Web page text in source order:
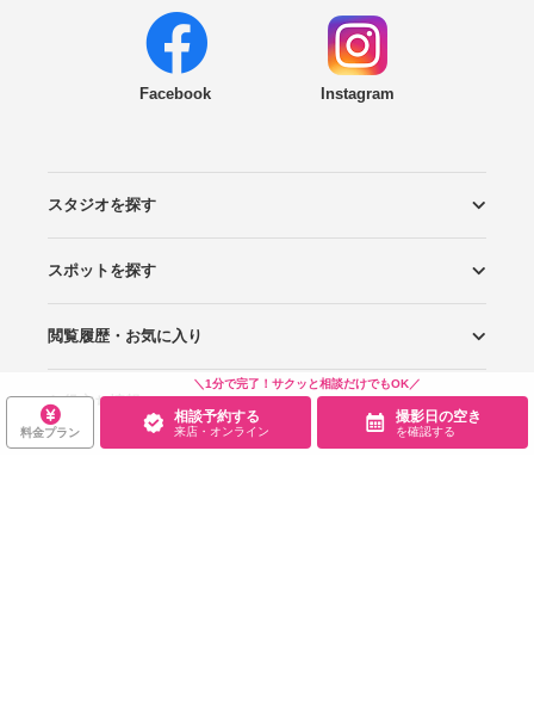
＼1分で完了！サクッと相談だけでもOK／
料金プラン
相談予約する
来店・オンライン
撮影日の空き
を確認する
Facebook Instagram
スタジオを探す
エリアから探す
こだわりから探す
NEW PHOTO STYLE
プランから探す
フォトタイプ診断
フォトグラファーから探す
国内リゾートから探す
スポットを探す
ロケーションから探す
スタジオから探す
閲覧履歴・お気に入り
閲覧スタジオ
お気に入り
お役立ち情報